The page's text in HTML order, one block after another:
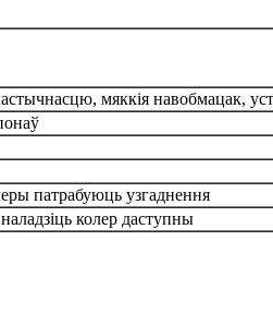
мяккія навобмацак,
патрабуюць узгаднення
колер даступны